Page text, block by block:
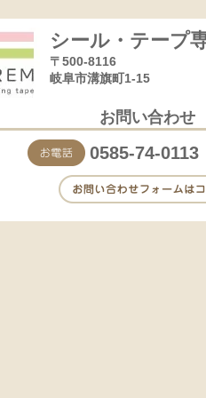
シール・テープ
〒500-8116
岐阜市溝旗町1-15
お問い合わせ
0585-74-0113